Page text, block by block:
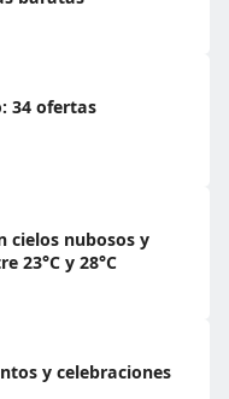
34 ofertas
cielos nubosos y
23°C y 28°C
y celebraciones